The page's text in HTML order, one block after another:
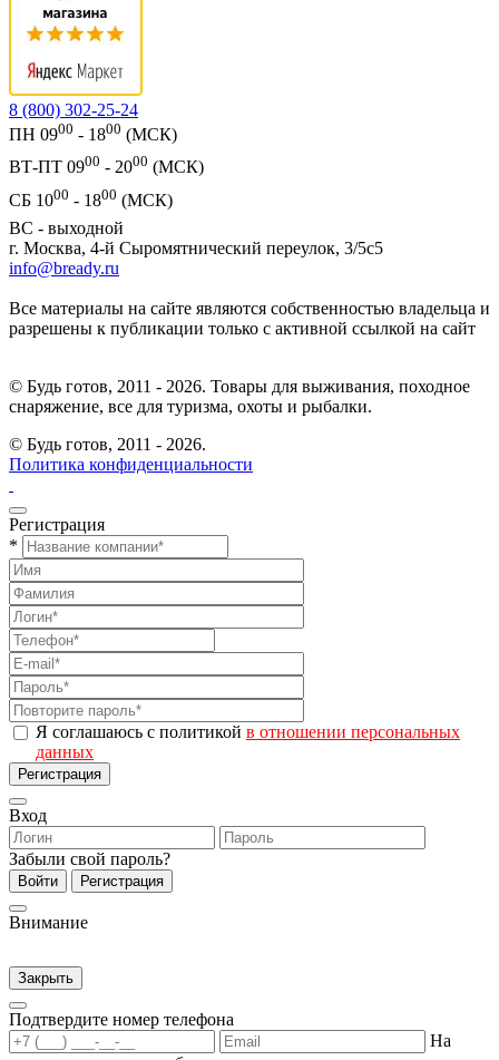
8 (800) 302-25-24
ПН 0900 - 1800 (МСК)
ВТ-ПТ 0900 - 2000 (МСК)
СБ 1000 - 1800 (МСК)
ВС - выходной
г. Москва, 4-й Сыромятнический переулок, 3/5с5
info@bready.ru
Все материалы на сайте являются собственностью владельца и
разрешены к публикации только с активной ссылкой на сайт
© Будь готов, 2011 - 2026. Товары для выживания, походное
снаряжение, все для туризма, охоты и рыбалки.
© Будь готов, 2011 - 2026.
Политика конфиденциальности
Регистрация
*
Я соглашаюсь с политикой в отношении персональных
данных
Регистрация
Вход
Забыли свой пароль?
Войти Регистрация
Внимание
Закрыть
Подтвердите номер телефона
На